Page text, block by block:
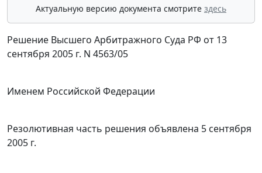
Актуальную версию документа смотрите здесь
Решение Высшего Арбитражного Суда РФ от 13
сентября 2005 г. N 4563/05
Именем Российской Федерации
Резолютивная часть решения объявлена 5 сентября
2005 г.